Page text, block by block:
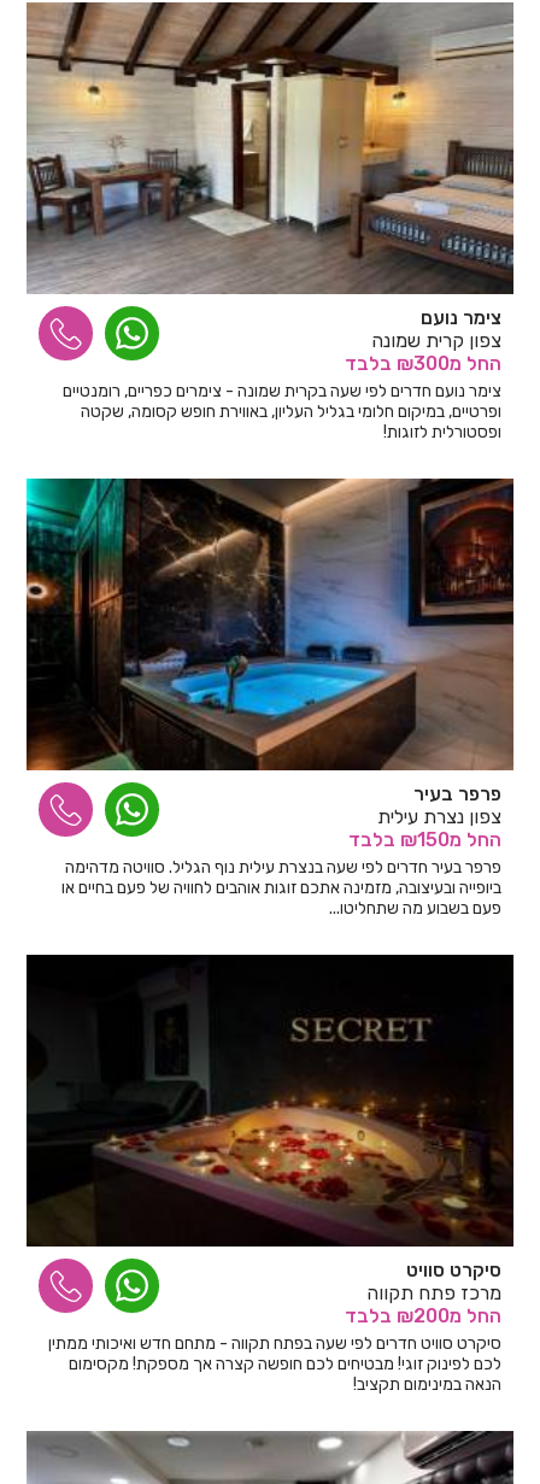
צימר נועם
צפון קרית שמונה
החל מ₪300 בלבד
צימר נועם חדרים לפי שעה בקרית שמונה - צימרים כפריים, רומנטיים
ופרטיים, במיקום חלומי בגליל העליון, באווירת חופש קסומה, שקטה
ופסטורלית לזוגות!
פרפר בעיר
צפון נצרת עילית
החל מ₪150 בלבד
פרפר בעיר חדרים לפי שעה בנצרת עילית נוף הגליל. סוויטה מדהימה
ביופייה ובעיצובה, מזמינה אתכם זוגות אוהבים לחוויה של פעם בחיים או
פעם בשבוע מה שתחליטו...
סיקרט סוויט
מרכז פתח תקווה
החל מ₪200 בלבד
סיקרט סוויט חדרים לפי שעה בפתח תקווה - מתחם חדש ואיכותי ממתין
לכם לפינוק זוגי! מבטיחים לכם חופשה קצרה אך מספקת! מקסימום
הנאה במינימום תקציב!